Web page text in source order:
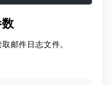
邮件日志文件。